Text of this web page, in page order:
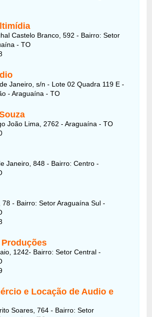
Castelo Branco, 592 - Bairro: Setor
- TO
Janeiro, s/n - Lote 02 Quadra 119 E -
- Araguaína - TO
João Lima, 2762 - Araguaína - TO
Janeiro, 848 - Bairro: Centro -
78 - Bairro: Setor Araguaína Sul -
1242- Bairro: Setor Central -
e Locação de Audio e
Soares, 764 - Bairro: Setor